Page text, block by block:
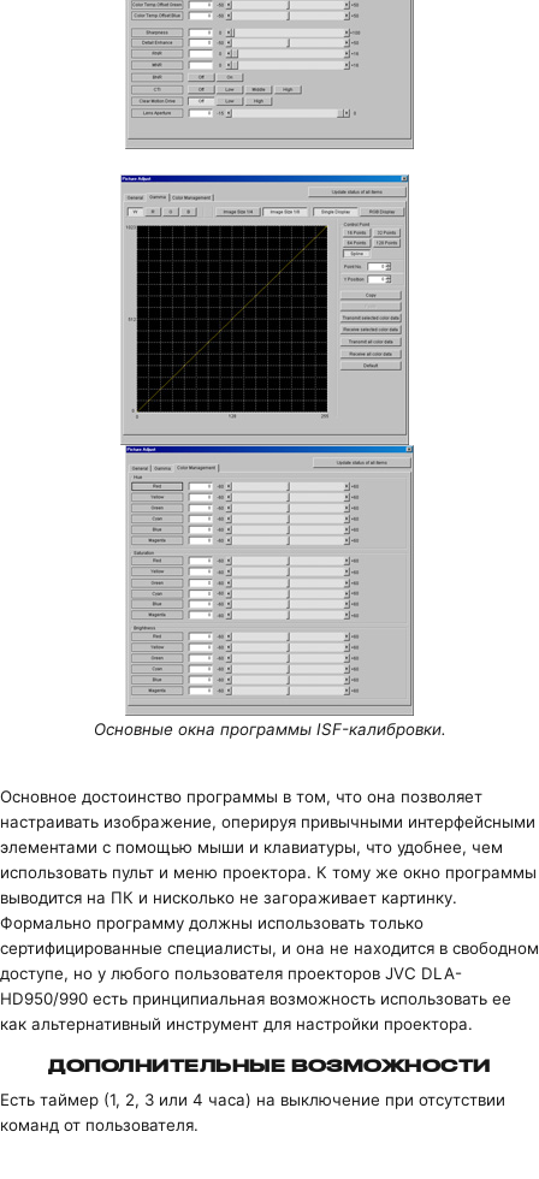
Основные окна программы ISF-калибровки.
Основное достоинство программы в том, что она позволяет
настраивать изображение, оперируя привычными интерфейсными
элементами с помощью мыши и клавиатуры, что удобнее, чем
использовать пульт и меню проектора. К тому же окно программы
выводится на ПК и нисколько не загораживает картинку.
Формально программу должны использовать только
сертифицированные специалисты, и она не находится в свободном
доступе, но у любого пользователя проекторов JVC DLA-
HD950/990 есть принципиальная возможность использовать ее
как альтернативный инструмент для настройки проектора.
ДОПОЛНИТЕЛЬНЫЕ ВОЗМОЖНОСТИ
Есть таймер (1, 2, 3 или 4 часа) на выключение при отсутствии
команд от пользователя.